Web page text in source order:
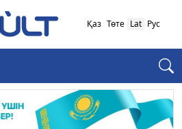
Қаз Төте Lat Рус